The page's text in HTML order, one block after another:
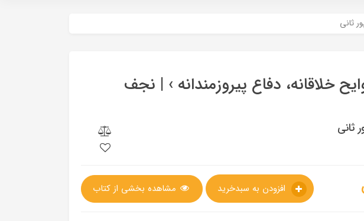
ثانی
خلاقانه، دفاع پیروزمندانه › | نجف
ثانی
مشاهده بخشی از کتاب